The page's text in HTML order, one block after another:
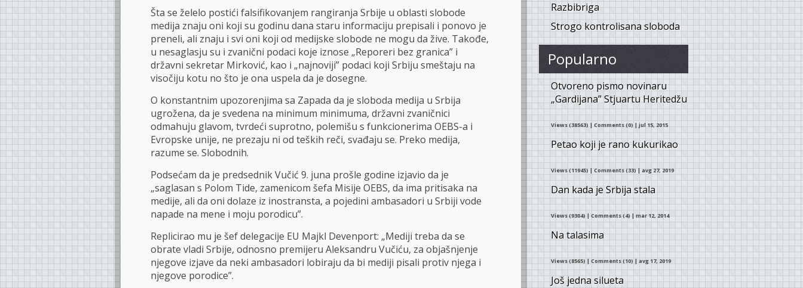
Šta se želelo postići falsifikovanjem rangiranja Srbije u oblasti slobode
medija znaju oni koji su godinu dana staru informaciju prepisali i ponovo je
preneli, ali znaju i svi oni koji od medijske slobode ne mogu da žive. Takođe,
u nesaglasju su i zvanični podaci koje iznose „Reporeri bez granica” i
državni sekretar Mirković, kao i „najnoviji” podaci koji Srbiju smeštaju na
visočiju kotu no što je ona uspela da je dosegne.
O konstantnim upozorenjima sa Zapada da je sloboda medija u Srbija
ugrožena, da je svedena na minimum minimuma, državni zvaničnici
odmahuju glavom, tvrdeći suprotno, polemišu s funkcionerima OEBS-a i
Evropske unije, ne prezaju ni od teških reči, svađaju se. Preko medija,
razume se. Slobodnih.
Podsećam da je predsednik Vučić 9. juna prošle godine izjavio da je
„saglasan s Polom Tide, zamenicom šefa Misije OEBS, da ima pritisaka na
medije, ali da oni dolaze iz inostransta, a pojedini ambasadori u Srbiji vode
napade na mene i moju porodicu”.
Replicirao mu je šef delegacije EU Majkl Devenport: „Mediji treba da se
obrate vladi Srbije, odnosno premijeru Aleksandru Vučiću, za objašnjenje
njegove izjave da neki ambasadori lobiraju da bi mediji pisali protiv njega i
njegove porodice”.
Razbibriga
Strogo kontrolisana sloboda
Popularno
Otvoreno pismo novinaru
„Gardijana” Stjuartu Heritedžu
Views (38563)|Comments (0)| jul 15, 2015
Petao koji je rano kukurikao
Views (11945)|Comments (33)| avg 27, 2019
Dan kada je Srbija stala
Views (9304)|Comments (4)| mar 12, 2014
Na talasima
Views (8565) | Comments (10) | avg 17, 2019
Još jedna silueta